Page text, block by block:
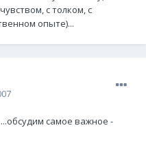
с толком, с
опыте)...
самое важное -